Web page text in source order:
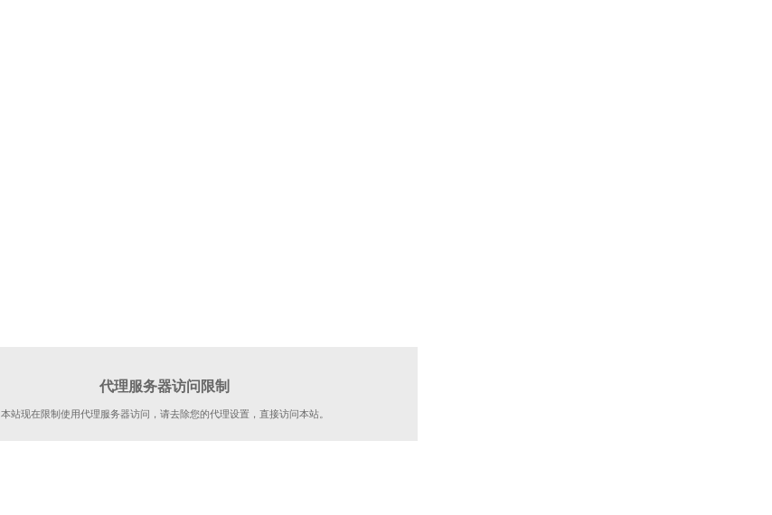
代理服务器访问限制
本站现在限制使用代理服务器访问，请去除您的代理设置，直接访问本站。